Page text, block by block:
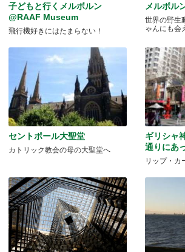
子どもと行くメルボルン
@RAAF Museum
飛行機好きにはたまらない！
メルボル
世界の野生
ゃんにも会
セントポール大聖堂
カトリック教会の母の大聖堂へ
ギリシャ
通りにあ
リップ・カ